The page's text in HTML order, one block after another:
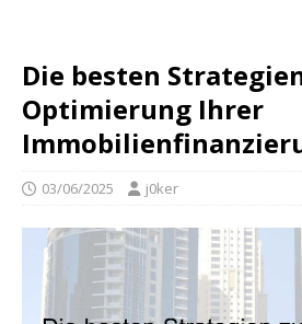
Die besten
Optimierung Ihrer
03/06/2025 j0ker